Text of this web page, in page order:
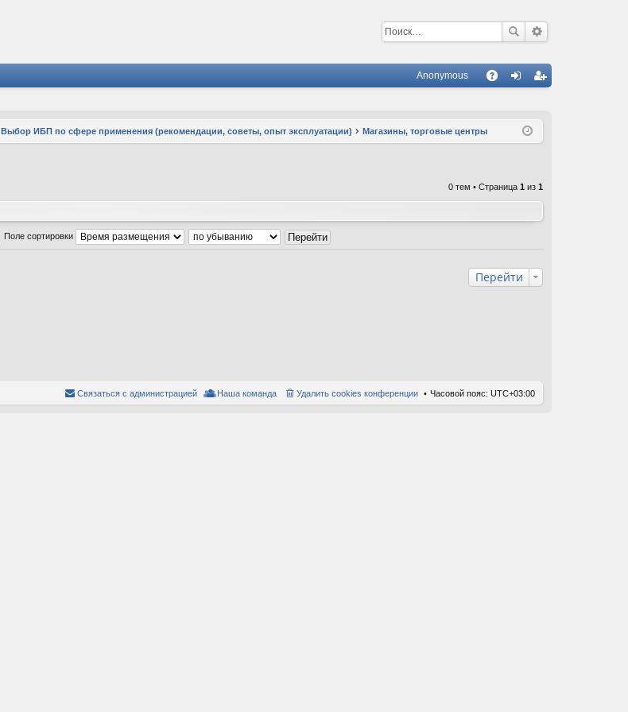
С
Anonymous
ис
Выбор ИБП по сфере применения (рекомендации, советы, опыт эксплуатации) Магазины, торговые центры
0 тем • Страница 1 из 1
Поле сортировки
Перейти
Часовой пояс: UTC+03:00
Удалить cookies конференции
Наша команда
Связаться с администрацией